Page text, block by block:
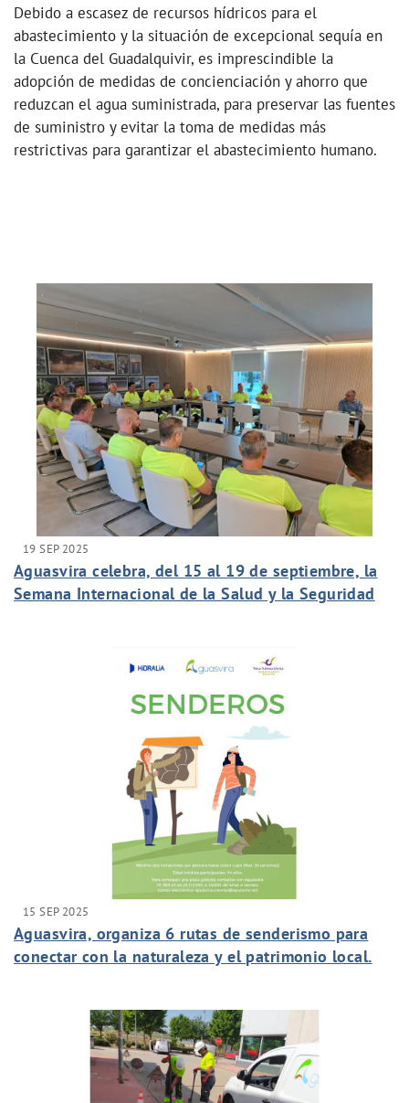
Debido a escasez de recursos hídricos para el
abastecimiento y la situación de excepcional sequía en
la Cuenca del Guadalquivir, es imprescindible la
adopción de medidas de concienciación y ahorro que
reduzcan el agua suministrada, para preservar las fuentes
de suministro y evitar la toma de medidas más
restrictivas para garantizar el abastecimiento humano.
19 SEP 2025
Aguasvira celebra, del 15 al 19 de septiembre, la
Semana Internacional de la Salud y la Seguridad
15 SEP 2025
Aguasvira, organiza 6 rutas de senderismo para
conectar con la naturaleza y el patrimonio local.